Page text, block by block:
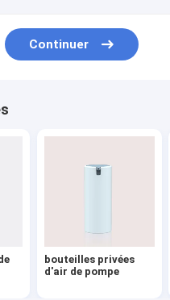
de traitement
cosmétique d'ANIMAL FAMILIER
de savon
de vernis à ongles
Continuer
bouteilles privées
d'air de pompe